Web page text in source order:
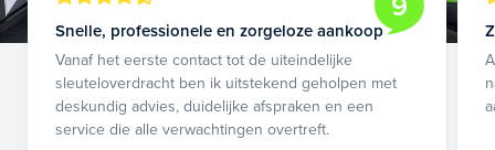
Snelle, professionele en zorgeloze aankoop
Vanaf het eerste contact tot de uiteindelijke
sleuteloverdracht ben ik uitstekend geholpen met
deskundig advies, duidelijke afspraken en een
service die alle verwachtingen overtreft.